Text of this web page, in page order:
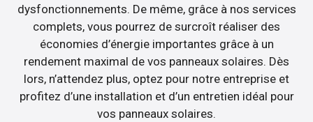
dysfonctionnements. De même, grâce à nos services
complets, vous pourrez de surcroît réaliser des
économies d’énergie importantes grâce à un
rendement maximal de vos panneaux solaires. Dès
lors, n’attendez plus, optez pour notre entreprise et
profitez d’une installation et d’un entretien idéal pour
vos panneaux solaires.